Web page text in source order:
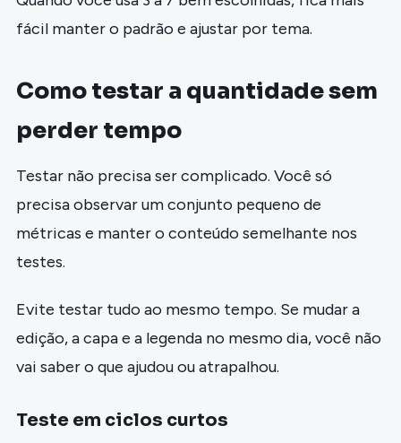
fácil manter o padrão e ajustar por tema.
Como testar a quantidade sem
perder tempo
Testar não precisa ser complicado. Você só
precisa observar um conjunto pequeno de
métricas e manter o conteúdo semelhante nos
testes.
Evite testar tudo ao mesmo tempo. Se mudar a
edição, a capa e a legenda no mesmo dia, você não
vai saber o que ajudou ou atrapalhou.
Teste em ciclos curtos